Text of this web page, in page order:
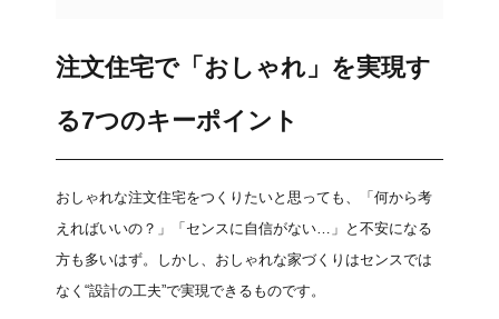
注文住宅で「おしゃれ」を実現す
る7つのキーポイント
おしゃれな注文住宅をつくりたいと思っても、「何から考
えればいいの？」「センスに自信がない…」と不安になる
方も多いはず。しかし、おしゃれな家づくりはセンスでは
なく“設計の工夫”で実現できるものです。